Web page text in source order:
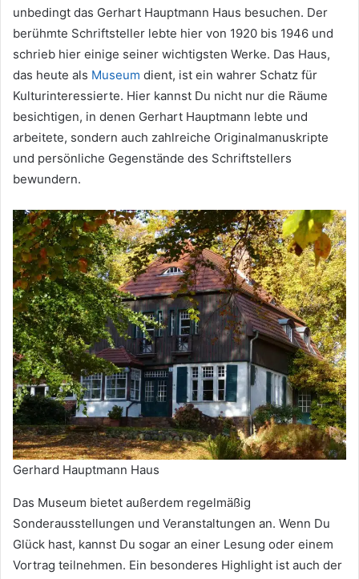
unbedingt das Gerhart Hauptmann Haus besuchen. Der
berühmte Schriftsteller lebte hier von 1920 bis 1946 und
schrieb hier einige seiner wichtigsten Werke. Das Haus,
das heute als Museum dient, ist ein wahrer Schatz für
Kulturinteressierte. Hier kannst Du nicht nur die Räume
besichtigen, in denen Gerhart Hauptmann lebte und
arbeitete, sondern auch zahlreiche Originalmanuskripte
und persönliche Gegenstände des Schriftstellers
bewundern.
Gerhard Hauptmann Haus
Das Museum bietet außerdem regelmäßig
Sonderausstellungen und Veranstaltungen an. Wenn Du
Glück hast, kannst Du sogar an einer Lesung oder einem
Vortrag teilnehmen. Ein besonderes Highlight ist auch der